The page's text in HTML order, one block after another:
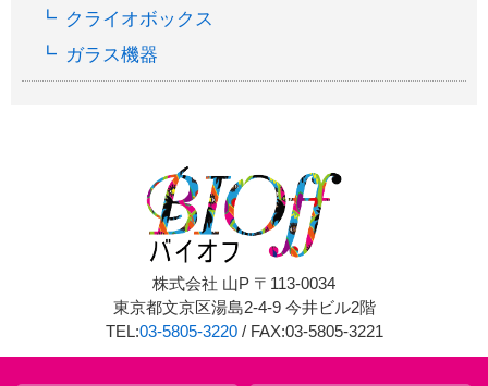
クライオボックス
ガラス機器
株式会社 山P 〒113-0034
東京都文京区湯島2-4-9 今井ビル2階
TEL:03-5805-3220/ FAX:03-5805-3221